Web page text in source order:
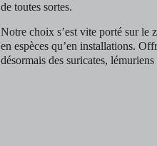
de toutes sortes.
Notre choix s’est vite porté sur le
en espèces qu’en installations.
désormais des suricates, lémuriens